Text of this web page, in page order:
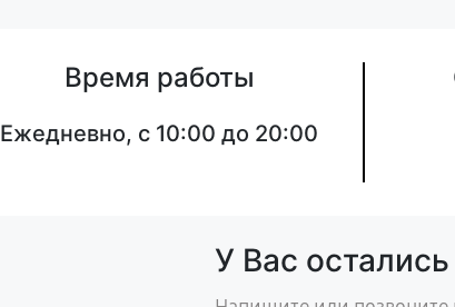
Время работы
Ежедневно, с 10:00 до 20:00
У Вас